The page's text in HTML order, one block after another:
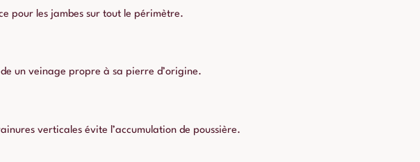
pour les jambes sur tout le périmètre.
un veinage propre à sa pierre d’origine.
verticales évite l’accumulation de poussière.